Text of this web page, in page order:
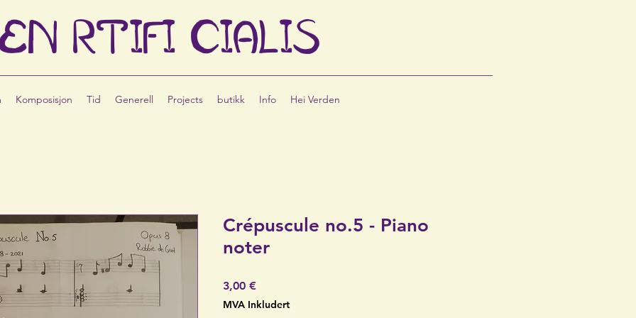
RTIFI CIALIS
Komposisjon Tid Generell Projects butikk Info Hei Verden
Crépuscule no.5 - Piano
noter
3,00 €
MVA Inkludert